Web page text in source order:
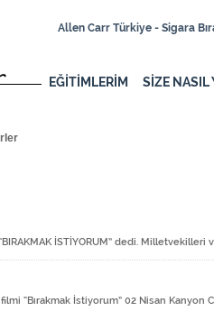
Allen Carr Türkiye - Sigara
EĞİTİMLERİM SİZE NASIL
İSTİYORUM” dedi.
“Bırakmak İstiyorum” 02 Nisan